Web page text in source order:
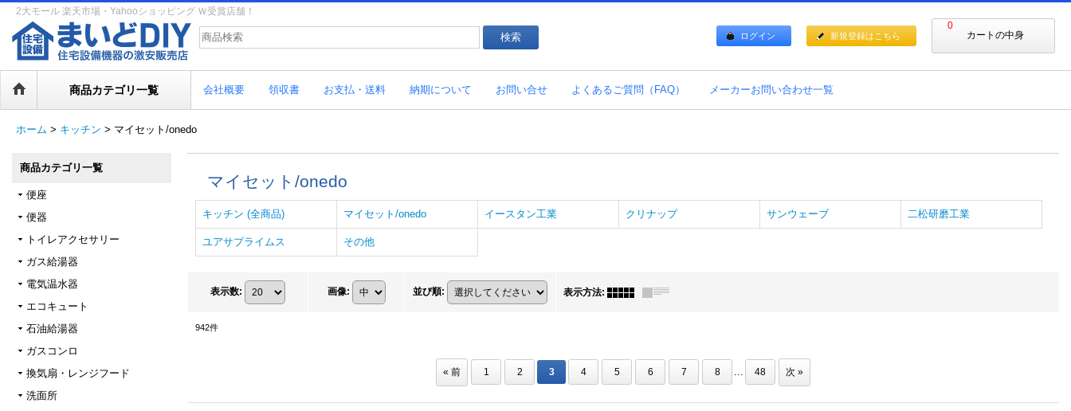
2大モール 楽天市場・Yahooショッピング Ｗ受賞店舗！
0
カートの中身
ログイン 新規登録はこちら
商品カテゴリ一覧 会社概要 領収書 お支払・送料 納期について お問い合せ よくあるご質問（FAQ） メーカーお問い合わせ一覧
ホーム > キッチン > マイセット/onedo
商品カテゴリ一覧
便座
便器
トイレアクセサリー
ガス給湯器
電気温水器
エコキュート
石油給湯器
ガスコンロ
換気扇・レンジフード
洗面所
マイセット/onedo
キッチン (全商品) マイセット/onedo イースタン工業 クリナップ サンウェーブ 二松研磨工業
ユアサプライムス その他
表示数: 画像: 並び順: 表示方法:
942件
« 前 1 2 3 4 5 6 7 8 ... 48 次 »